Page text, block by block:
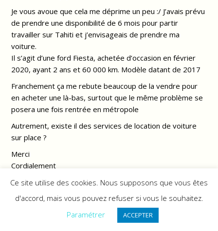
Je vous avoue que cela me déprime un peu :/ J’avais prévu
de prendre une disponibilité de 6 mois pour partir
travailler sur Tahiti et j’envisageais de prendre ma
voiture.
Il s’agit d’une ford Fiesta, achetée d’occasion en février
2020, ayant 2 ans et 60 000 km. Modèle datant de 2017
Franchement ça me rebute beaucoup de la vendre pour
en acheter une là-bas, surtout que le même problème se
posera une fois rentrée en métropole
Autrement, existe il des services de location de voiture
sur place ?
Merci
Cordialement
Répondre
Tahiti Le Blog 7 octobre 2020 6 h 39 min
Ce site utilise des cookies. Nous supposons que vous êtes
d'accord, mais vous pouvez refuser si vous le souhaitez.
Paramétrer
ACCEPTER